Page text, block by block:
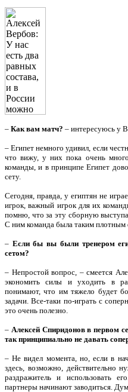
– Как вам матч? – интересуюсь у
– Египет немного удивил, если
что вижу, у них пока очень
команды, и в принципе Египет
сету.
Сегодня, правда, у египтян не
игрок, важный игрок для их
помню, что за эту сборную
С ним команда была таким плотным
– Если бы вы были тренером
сетом?
– Непростой вопрос, – смеется
экономить силы и уходить в
понимают, что им тяжело будет
задачи. Все-таки по-играть с
это очень полезно.
– Алексей Спиридонов в первом
так принципиально не давать
– Не видел момента, но, если в
здесь, возможно, действительно
раздражитель и использовать
партнеры начинают заводиться.